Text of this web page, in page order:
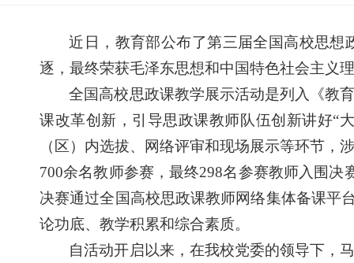
近日，教育部公布了第三届全国高校思想
逐，最终荣获毛泽东思想和中国特色社会主义
全国高校思政课教学展示活动是列入《教
课改革创新，引导思政课教师队伍创新讲好“
（区）内选拔、网络评审和现场展示等环节
700余名教师参赛，最终298名参赛教师入围
决赛通过全国高校思政课教师网络集体备课平
论功底、教学积累和综合素质。
自活动开启以来，在我校党委的领导下，